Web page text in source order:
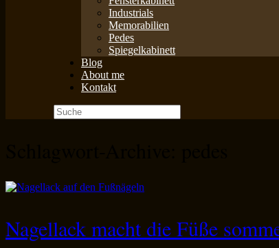
Industrials
Memorabilien
Pedes
Spiegelkabinett
Blog
About me
Kontakt
Suche
nach:
Nagellack macht die Füße